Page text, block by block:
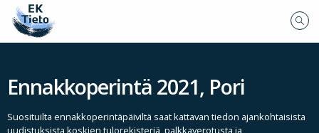
Ennakkoperintä 2021, Pori
Suosituilta ennakkoperintäpäiviltä saat kattavan tiedon ajankohtaisista
uudistuksista koskien tulorekisteriä, palkkaverotusta ja